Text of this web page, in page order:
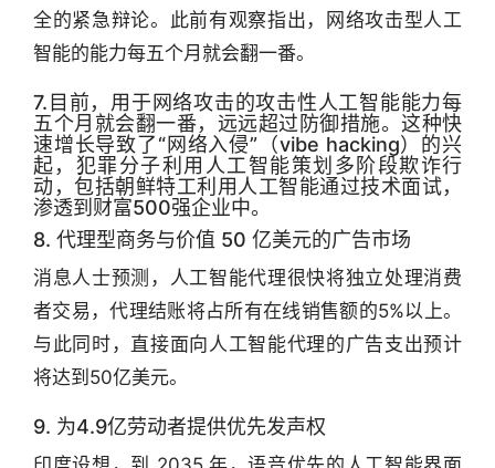
全的紧急辩论。此前有观察指出，网络攻击型人工
智能的能力每五个月就会翻一番。
7.目前，用于网络攻击的攻击性人工智能能力每
五个月就会翻一番，远远超过防御措施。这种快
速增长导致了“网络入侵”（vibe hacking）的兴
起，犯罪分子利用人工智能策划多阶段欺诈行
动，包括朝鲜特工利用人工智能通过技术面试，
渗透到财富500强企业中。
8. 代理型商务与价值 50 亿美元的广告市场
消息人士预测，人工智能代理很快将独立处理消费
者交易，代理结账将占所有在线销售额的5%以上。
与此同时，直接面向人工智能代理的广告支出预计
将达到50亿美元。
9. 为4.9亿劳动者提供优先发声权